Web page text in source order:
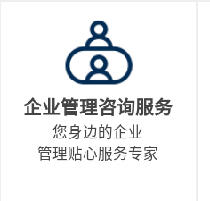
企业管理咨询服务
您身边的企业
管理贴心服务专家